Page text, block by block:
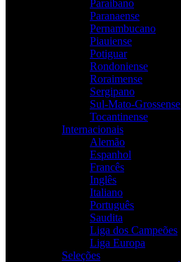
Paraibano
Paranaense
Pernambucano
Piauiense
Potiguar
Rondoniense
Roraimense
Sergipano
Sul-Mato-Grossense
Tocantinense
Internacionais
Alemão
Espanhol
Francês
Inglês
Italiano
Português
Saudita
Liga dos Campeões
Liga Europa
Seleções